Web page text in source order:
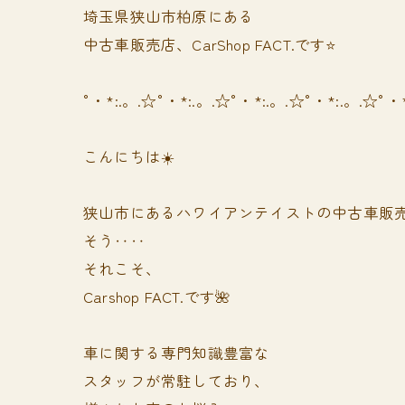
埼玉県狭山市柏原にある
中古車販売店、CarShop FACT.です⭐️
°・*:.。.☆°・*:.。.☆°・*:.。.☆°・*:.。.☆°
こんにちは☀️
狭山市にあるハワイアンテイストの中古車販売
そう‥‥
それこそ、
Carshop FACT.です🌺
車に関する専門知識豊富な
スタッフが常駐しており、